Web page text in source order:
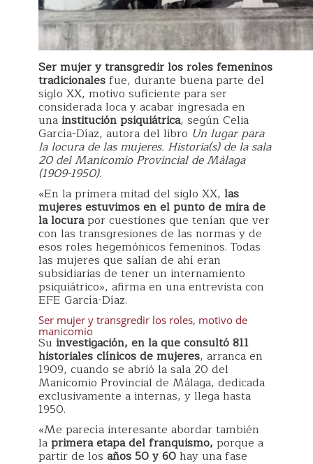
Ser mujer y transgredir los roles femeninos
tradicionalesfue, durante buena parte del
siglo XX, motivo suficiente para ser
considerada loca y acabar ingresada en
unainstitución psiquiátrica, según Celia
García-Díaz, autora del libro Un lugar para
la locura de las mujeres. Historia(s) de la sala
20 del Manicomio Provincial de Málaga
(1909-1950).
«En la primera mitad del siglo XX, las
mujeres estuvimos en el punto de mira de
la locurapor cuestiones que tenían que ver
con las transgresiones de las normas y de
esos roles hegemónicos femeninos. Todas
las mujeres que salían de ahí eran
subsidiarias de tener un internamiento
psiquiátrico», afirma en una entrevista con
EFE García-Díaz.
Ser mujer y transgredir los roles, motivo de
manicomio
Su investigación, en la que consultó 811
historiales clínicos de mujeres, arranca en
1909, cuando se abrió la sala 20 del
Manicomio Provincial de Málaga, dedicada
exclusivamente a internas, y llega hasta
1950.
«Me parecía interesante abordar también
laprimera etapa del franquismo, porque a
partir de los años 50 y 60hay una fase